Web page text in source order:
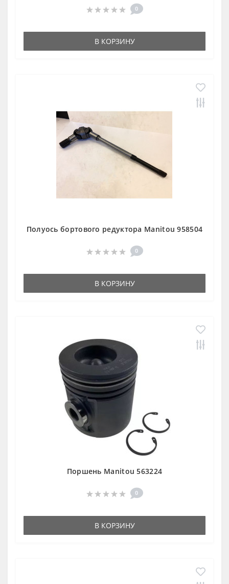
0
В КОРЗИНУ
Полуось бортового редуктора Manitou 958504
0
В КОРЗИНУ
Поршень Manitou 563224
0
В КОРЗИНУ